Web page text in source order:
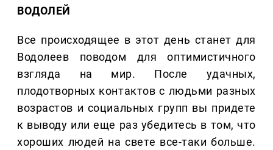
ВОДОЛЕЙ
Все происходящее в этот день станет для
Водолеев поводом для оптимистичного
взгляда на мир. После удачных,
плодотворных контактов с людьми разных
возрастов и социальных групп вы придете
к выводу или еще раз убедитесь в том, что
хороших людей на свете все-таки больше.